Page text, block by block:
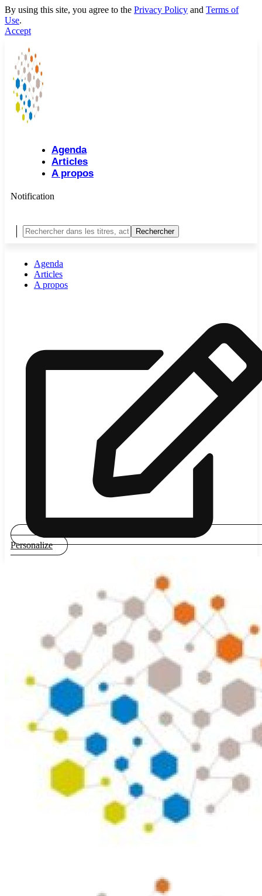
By using this site, you agree to the Privacy Policy and Terms of
Use.
Accept
Agenda
Articles
A propos
Notification
Agenda
Articles
A propos
Personalize